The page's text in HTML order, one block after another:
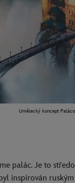
Umělecký koncept
palác. Je to
inspirován